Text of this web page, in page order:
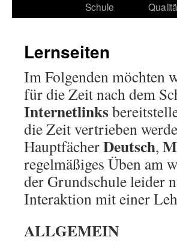
Schule
Lernseiten
Im Folgenden möchten
für die Zeit nach dem
Internetlinks
die Zeit vertrieben
HauptfächerDeutsch,
regelmäßiges Üben am
der Grundschule leider
Interaktion mit einer
ALLGEMEIN